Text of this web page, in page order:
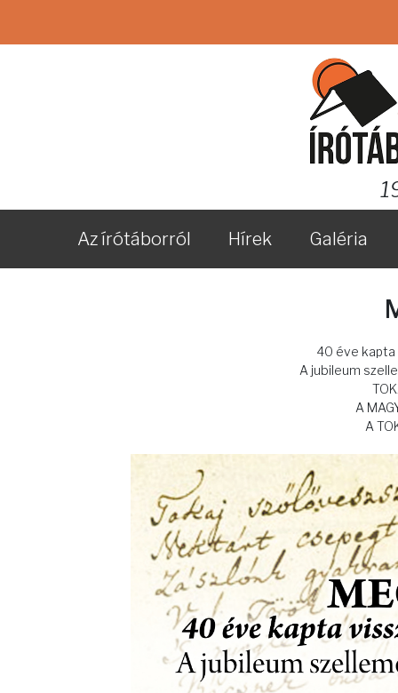
Az írótáborról Hírek Galéria
40 éve kapta
A jubileum
A
A